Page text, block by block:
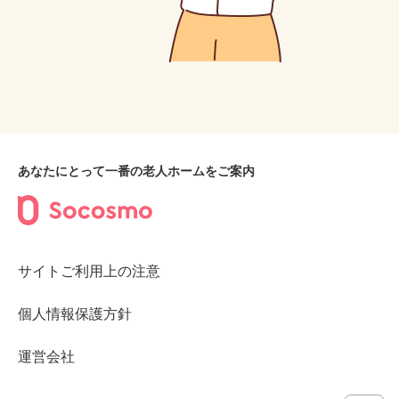
あなたにとって一番の老人ホームをご案内
サイトご利用上の注意
個人情報保護方針
運営会社